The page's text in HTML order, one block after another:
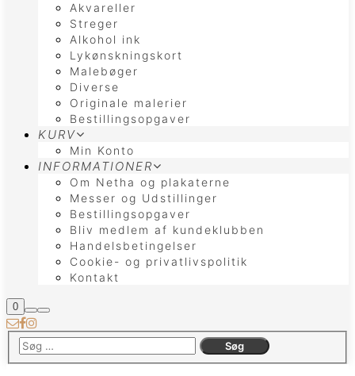
Akvareller
Streger
Alkohol ink
Lykønskningskort
Malebøger
Diverse
Originale malerier
Bestillingsopgaver
KURV
Min Konto
INFORMATIONER
Om Netha og plakaterne
Messer og Udstillinger
Bestillingsopgaver
Bliv medlem af kundeklubben
Handelsbetingelser
Cookie- og privatlivspolitik
Kontakt
0Butiks
sidebar
SøgHovedmenu